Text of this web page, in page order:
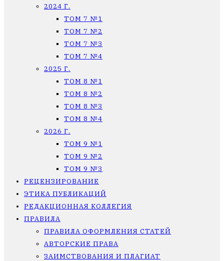
2024 Г.
ТОМ 7 №1
ТОМ 7 №2
ТОМ 7 №3
ТОМ 7 №4
2025 Г.
ТОМ 8 №1
ТОМ 8 №2
ТОМ 8 №3
ТОМ 8 №4
2026 Г.
ТОМ 9 №1
ТОМ 9 №2
ТОМ 9 №3
РЕЦЕНЗИРОВАНИЕ
ЭТИКА ПУБЛИКАЦИЙ
РЕДАКЦИОННАЯ КОЛЛЕГИЯ
ПРАВИЛА
ПРАВИЛА ОФОРМЛЕНИЯ СТАТЕЙ
АВТОРСКИЕ ПРАВА
ЗАИМСТВОВАНИЯ И ПЛАГИАТ